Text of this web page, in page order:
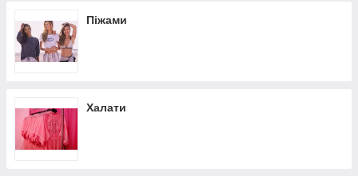
Піжами
Халати